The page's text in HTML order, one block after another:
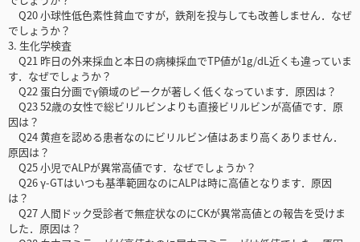
Q20 小球性低色素性貧血ですが，鉄剤を投与しても改善しません．なぜ
でしょうか？
3. 生化学検査
Q21 昨日の外来採血と本日の病棟採血でTP値が1g/dL近くも違っていま
す．なぜでしょうか？
Q22 蛋白分画でγ領域のピークが著しく低くなっています．原因は？
Q23 52歳の女性で総ビリルビンよりも直接ビリルビンが高値です．原
因は？
Q24 黄疸を認める患者なのにビリルビン値はあまり高くありません．
原因は？
Q25 小児でALPが異常高値です．なぜでしょうか？
Q26 γ-GTはいつも基準範囲なのにALPは時に高値となります．原因
は？
Q27 人間ドック受診者で無症状なのにCKが異常高値との報告を受けま
した．原因は？